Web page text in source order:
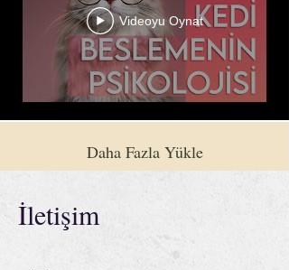
Videoyu Oynat
Daha Fazla Yükle
İletişim